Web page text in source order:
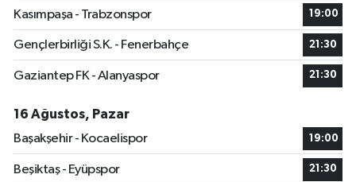
Kasımpaşa - Trabzonspor 19:00
Gençlerbirliği S.K. - Fenerbahçe 21:30
Gaziantep FK - Alanyaspor 21:30
16 Ağustos, Pazar
Başakşehir - Kocaelispor
19:00
Beşiktaş - Eyüpspor 21:30